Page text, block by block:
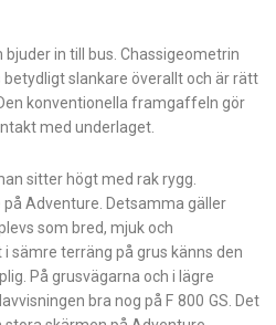
bjuder in till bus. Chassigeometrin
betydligt slankare överallt och är rätt
konventionella framgaffeln gör
med underlaget.
sitter högt med rak rygg.
Adventure. Detsamma gäller
som bred, mjuk och
sämre terräng på grus känns den
På grusvägarna och i lägre
bra nog på F 800 GS. Det